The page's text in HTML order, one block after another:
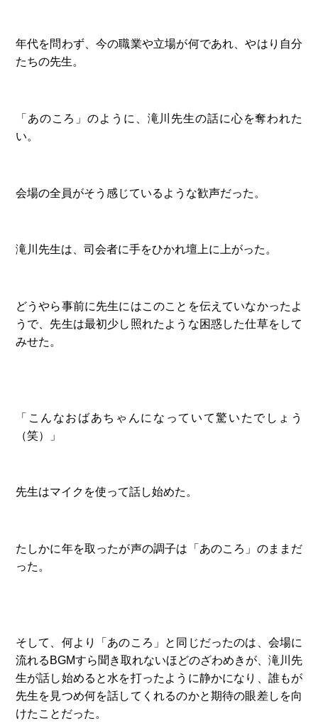
年代を問わず、今の職業や立場が何であれ、やはり自分
たちの先生。
「あのころ」のように、滝川先生の話に心を奪われた
い。
会場の全員がそう感じているような歓声だった。
滝川先生は、司会者に手をひかれ壇上に上がった。
どうやら事前に先生にはこのことを伝えていなかったよ
うで、先生は最初少し照れたような困惑した仕草をして
みせた。
「こんなおばあちゃんになっていて驚いたでしょう
（笑）」
先生はマイクを使って話し始めた。
たしかに年を取ったが声の調子は「あのころ」のままだ
った。
そして、何より「あのころ」と同じだったのは、会場に
流れるBGMすら聞き取れないほどのざわめきが、滝川先
生が話し始めると水を打ったように静かになり、誰もが
先生を見つめ何を話してくれるのかと期待の眼差しを向
けたことだった。